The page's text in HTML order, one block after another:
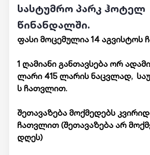
სასტუმრო პარკ ჰოტელ
წინანდალში.
ფასი მოცემულია 14 აგვისტოს
1 ღამიანი განთავსება ორ
ლარი 415 ლარის ნაცვლად,
ს ჩათვლით.
შეთავაზება მოქმედებს
ჩათვლით (შეთავაზება არ
დღეს)